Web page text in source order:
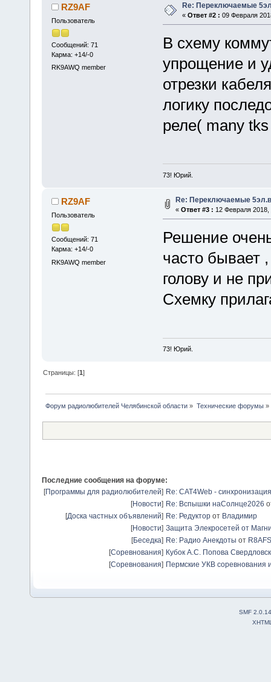
RZ9AF
Пользователь
Сообщений: 71
Карма: +14/-0
RK9AWQ member
Re: Переключаемые
« Ответ #2 : 09 Февраля
В схему
упрощение и
отрезки
логику
реле( many
73! Юрий.
RZ9AF
Пользователь
Сообщений: 71
Карма: +14/-0
RK9AWQ member
Re: Переключаемые
« Ответ #3 : 12 Февраля 2018,
Решение
часто бывает
голову и не
Схемку
73! Юрий.
Страницы: [1]
Форум радиолюбителей Челябинской области » Технические форумы»
Последние сообщения на форуме:
[Программы для радиолюбителей] Re: CAT4Web -
[Новости] Re: Вспышки наСолнце2026
[Доска частных объявлений] Re: Редуктор от Владимир
[Новости] Защита Элекросетей от
[Беседка] Re: Радио Анекдоты от R8AFS
[Соревнования] Кубок А.С. Попова
[Соревнования] Пермские УКВ соревнования
SMF 2.0.14